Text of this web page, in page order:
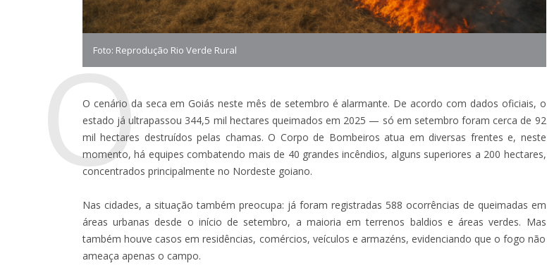
Foto: Reprodução Rio Verde Rural
O
O cenário da seca em Goiás neste mês de setembro é alarmante. De acordo com dados oficiais, o
estado já ultrapassou 344,5 mil hectares queimados em 2025 — só em setembro foram cerca de 92
mil hectares destruídos pelas chamas. O Corpo de Bombeiros atua em diversas frentes e, neste
momento, há equipes combatendo mais de 40 grandes incêndios, alguns superiores a 200 hectares,
concentrados principalmente no Nordeste goiano.
Nas cidades, a situação também preocupa: já foram registradas 588 ocorrências de queimadas em
áreas urbanas desde o início de setembro, a maioria em terrenos baldios e áreas verdes. Mas
também houve casos em residências, comércios, veículos e armazéns, evidenciando que o fogo não
ameaça apenas o campo.